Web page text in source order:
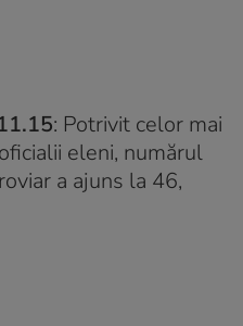
: Potrivit celor mai
eleni, numărul
a ajuns la 46,